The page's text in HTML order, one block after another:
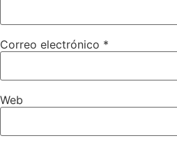
Correo electrónico *
Web